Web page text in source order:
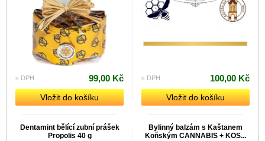
s DPH 99,00 Kč
Vložit do košíku
s DPH 100,00 Kč
Vložit do košíku
Dentamint bělící zubní prášek
Propolis 40 g
Bylinný balzám s Kaštanem
Koňským CANNABIS + KOS...